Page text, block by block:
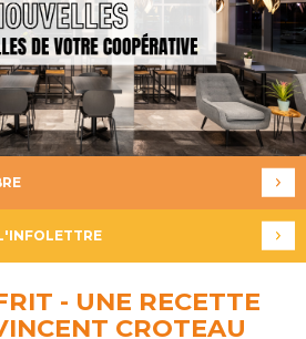
- UNE RECETTE
CROTEAU